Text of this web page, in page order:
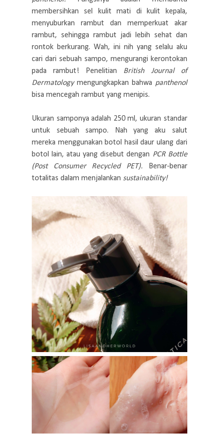
membersihkan sel kulit mati di kulit kepala,
menyuburkan rambut dan memperkuat akar
rambut, sehingga rambut jadi lebih sehat dan
rontok berkurang. Wah, ini nih yang selalu aku
cari dari sebuah sampo, mengurangi kerontokan
pada rambut! Penelitian British Journal of
Dermatologymengungkapkan bahwa panthenol
bisa mencegah rambut yang menipis.
Ukuran samponya adalah 250 ml, ukuran standar
untuk sebuah sampo. Nah yang aku salut
mereka menggunakan botol hasildaur ulang dari
botol lain, atau yang disebut dengan PCR Bottle
(Post Consumer Recycled PET).
Benar-benar
totalitas dalam menjalankan sustainability!